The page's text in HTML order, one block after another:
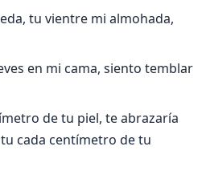
tu vientre mi almohada,
en mi cama, siento temblar
de tu piel, te abrazarí­a
cada centí­metro de tu